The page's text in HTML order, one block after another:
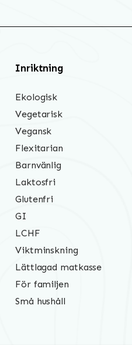
Inriktning
Ekologisk
Vegetarisk
Vegansk
Flexitarian
Barnvänlig
Laktosfri
Glutenfri
GI
LCHF
Viktminskning
Lättlagad matkasse
För familjen
Små hushåll